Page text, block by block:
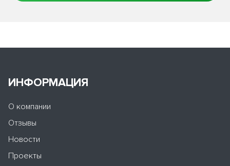
ИНФОРМАЦИЯ
О компании
Отзывы
Новости
Проекты